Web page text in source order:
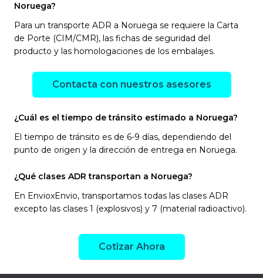
Noruega?
Para un transporte ADR a Noruega se requiere la Carta
de Porte (CIM/CMR), las fichas de seguridad del
producto y las homologaciones de los embalajes.
Contacta con nuestros asesores
¿Cuál es el tiempo de tránsito estimado a Noruega?
El tiempo de tránsito es de 6-9 días, dependiendo del
punto de origen y la dirección de entrega en Noruega.
¿Qué clases ADR transportan a Noruega?
En EnvioxEnvio, transportamos todas las clases ADR
excepto las clases 1 (explosivos) y 7 (material radioactivo).
Cotizar Ahora